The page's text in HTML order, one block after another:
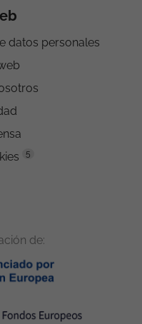
datos personales
5
de: